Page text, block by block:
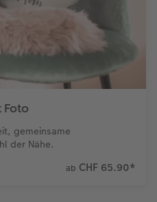
Foto
gemeinsame
der Nähe.
ab CHF 65.90*